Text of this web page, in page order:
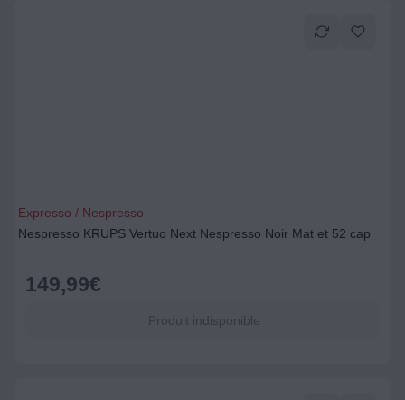
Expresso / Nespresso
Nespresso KRUPS Vertuo Next Nespresso Noir Mat et 52 cap
149,99€
Produit indisponible